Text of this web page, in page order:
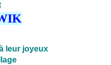
leur joyeux